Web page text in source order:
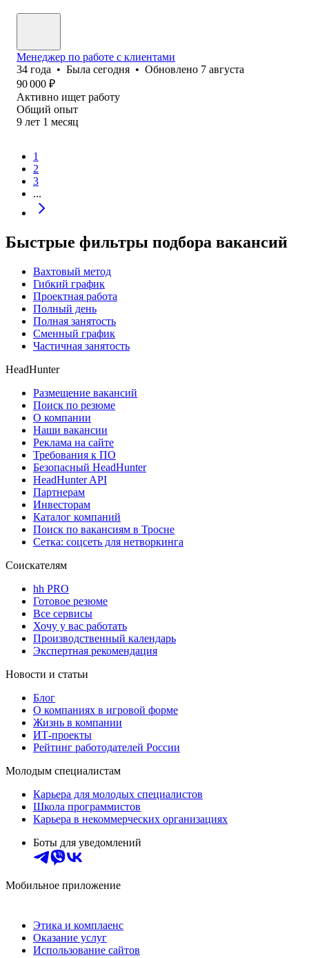
Менеджер по работе с клиентами
34 года • Была сегодня • Обновлено 7 августа
90 000 ₽
Активно ищет работу
Общий опыт
9 лет 1 месяц
1
2
3
...
Быстрые фильтры подбора вакансий
Вахтовый метод
Гибкий график
Проектная работа
Полный день
Полная занятость
Сменный график
Частичная занятость
HeadHunter
Размещение вакансий
Поиск по резюме
О компании
Наши вакансии
Реклама на сайте
Требования к ПО
Безопасный HeadHunter
HeadHunter API
Партнерам
Инвесторам
Каталог компаний
Поиск по вакансиям в Тросне
Сетка: соцсеть для нетворкинга
Соискателям
hh PRO
Готовое резюме
Все сервисы
Хочу у вас работать
Производственный календарь
Экспертная рекомендация
Новости и статьи
Блог
О компаниях в игровой форме
Жизнь в компании
ИТ-проекты
Рейтинг работодателей России
Молодым специалистам
Карьера для молодых специалистов
Школа программистов
Карьера в некоммерческих организациях
Боты для уведомлений
Мобильное приложение
Этика и комплаенс
Оказание услуг
Использование сайтов